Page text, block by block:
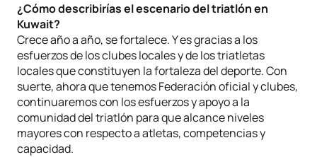
¿Cómo describirías el escenario del triatlón en
Kuwait?
Crece año a año, se fortalece. Y es gracias a los
esfuerzos de los clubes locales y de los triatletas
locales que constituyen la fortaleza del deporte. Con
suerte, ahora que tenemos Federación oficial y clubes,
continuaremos con los esfuerzos y apoyo a la
comunidad del triatlón para que alcance niveles
mayores con respecto a atletas, competencias y
capacidad.